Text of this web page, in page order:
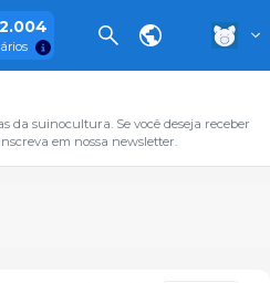
da suinocultura. Se você deseja receber
em nossa newsletter.